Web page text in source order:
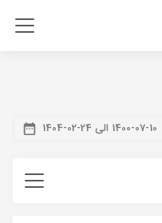
1400-07-10 الی 24-02-1404